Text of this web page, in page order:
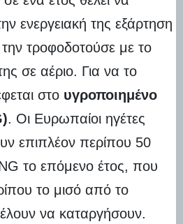
ενεργειακή της εξάρτηση
τροφοδοτούσε με το
σε αέριο. Για να το
στο υγροποιημένο
. Οι Ευρωπαίοι ηγέτες
επιπλέον περίπου 50
το επόμενο έτος, που
το μισό από το
να καταργήσουν.